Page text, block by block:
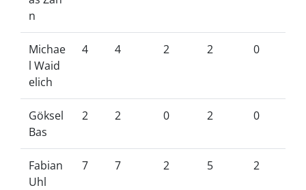
n
Michae
l Waid
elich
4 4 2 2 0
Göksel
Bas
2 2 0 2 0
Fabian
Uhl
7 7 2 5 2